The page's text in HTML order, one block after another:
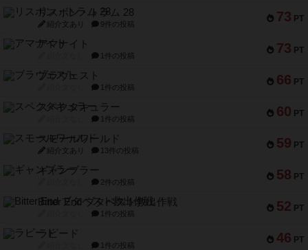
73 PT
リスボン・トラム 28
紹介文あり 9件の投稿
73 PT
アマナイト
1件の投稿
66 PT
ブラヴェスト
1件の投稿
60 PT
スペクタキュラー
1件の投稿
59 PT
スモールワールド
紹介文あり 13件の投稿
58 PT
ギャンブラー
2件の投稿
52 PT
Bitter End ブタペスト救出作戦
1件の投稿
46 PT
ラピード
1件の投稿